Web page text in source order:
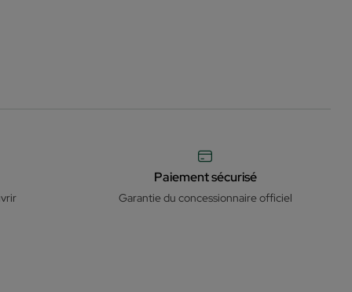
Paiement sécurisé
Garantie du concessionnaire officiel